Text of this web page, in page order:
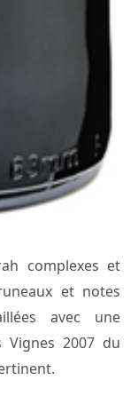
complexes et
et notes
avec une
Vignes 2007 du